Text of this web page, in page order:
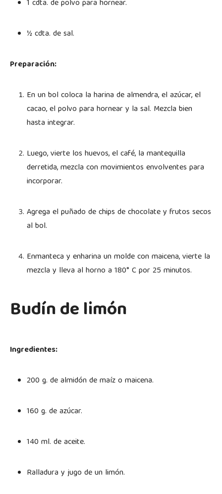
1 cdta. de polvo para hornear.
½ cdta. de sal.
Preparación:
En un bol coloca la harina de almendra, el azúcar, el
cacao, el polvo para hornear y la sal. Mezcla bien
hasta integrar.
Luego, vierte los huevos, el café, la mantequilla
derretida, mezcla con movimientos envolventes para
incorporar.
Agrega el puñado de chips de chocolate y frutos secos
al bol.
Enmanteca y enharina un molde con maicena, vierte la
mezcla y lleva al horno a 180° C por 25 minutos.
Budín de limón
Ingredientes:
200 g. de almidón de maíz o maicena.
160 g. de azúcar.
140 ml. de aceite.
Ralladura y jugo de un limón.